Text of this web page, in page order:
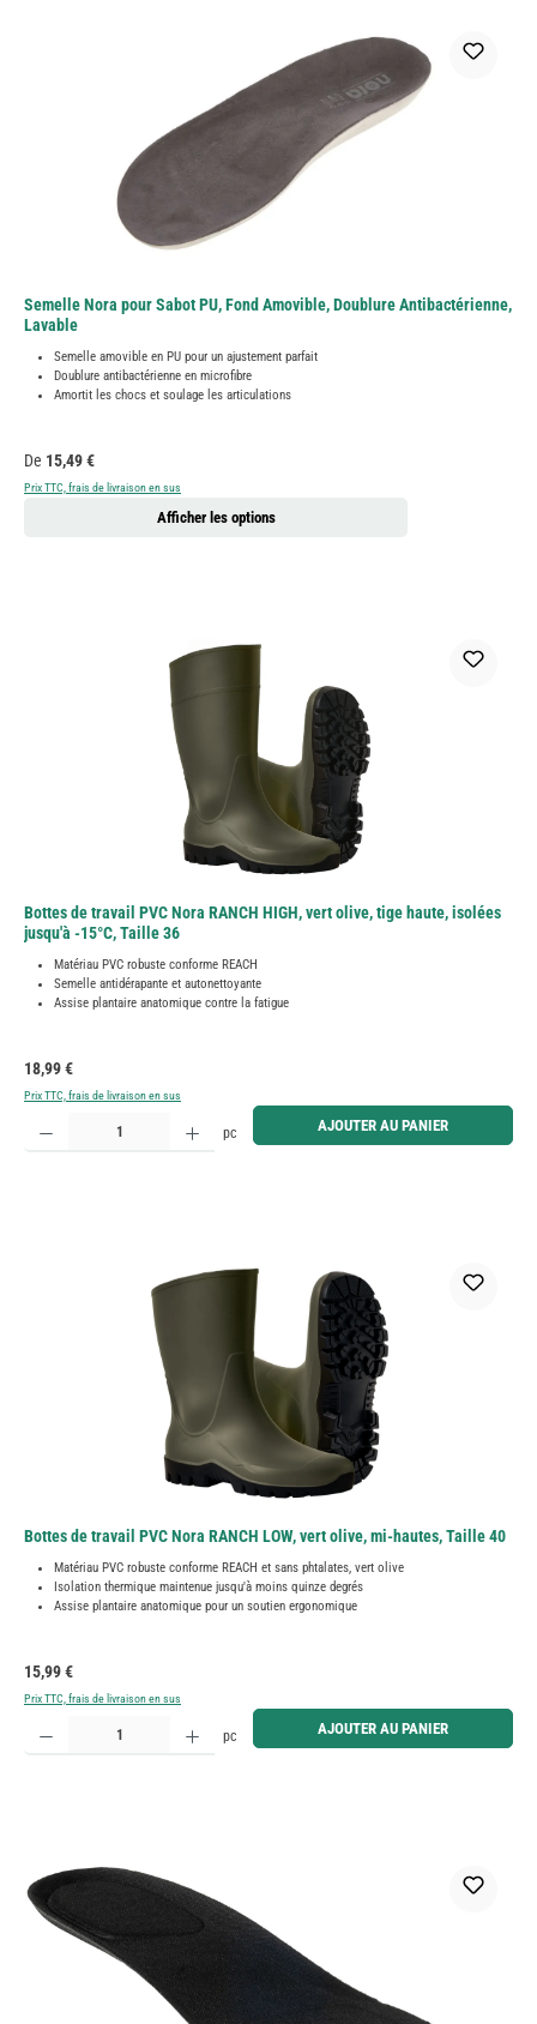
Semelle Nora pour Sabot PU, Fond Amovible, Doublure Antibactérienne,
Lavable
Semelle amovible en PU pour un ajustement parfait
Doublure antibactérienne en microfibre
Amortit les chocs et soulage les articulations
Prix régulier :
De 15,49 €
Prix TTC, frais de livraison en sus
Afficher les options
Bottes de travail PVC Nora RANCH HIGH, vert olive, tige haute, isolées
jusqu'à -15°C, Taille 36
Matériau PVC robuste conforme REACH
Semelle antidérapante et autonettoyante
Assise plantaire anatomique contre la fatigue
Prix régulier :
18,99 €
Prix TTC, frais de livraison en sus
Quantité de produit : Entrez la quantité souhaitée ou utilisez les boutons pour augmenter ou
pc AJOUTER AU PANIER
Bottes de travail PVC Nora RANCH LOW, vert olive, mi-hautes, Taille 40
Matériau PVC robuste conforme REACH et sans phtalates, vert olive
Isolation thermique maintenue jusqu'à moins quinze degrés
Assise plantaire anatomique pour un soutien ergonomique
Prix régulier :
15,99 €
Prix TTC, frais de livraison en sus
Quantité de produit : Entrez la quantité souhaitée ou utilisez les boutons pour augmenter ou
pc AJOUTER AU PANIER